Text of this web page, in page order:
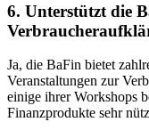
6. Unterstützt die
Ja, die‍ BaFin bietet
Veranstaltungen‍ zur⁤
einige ihrer Workshops⁤
Finanzprodukte sehr